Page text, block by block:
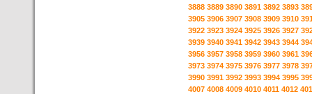
3888 3889 3890 3891 3892 3893
3905 3906 3907 3908 3909 3910
3922 3923 3924 3925 3926 3927
3939 3940 3941 3942 3943 3944
3956 3957 3958 3959 3960 3961
3973 3974 3975 3976 3977 3978
3990 3991 3992 3993 3994 3995
4007 4008 4009 4010 4011 4012